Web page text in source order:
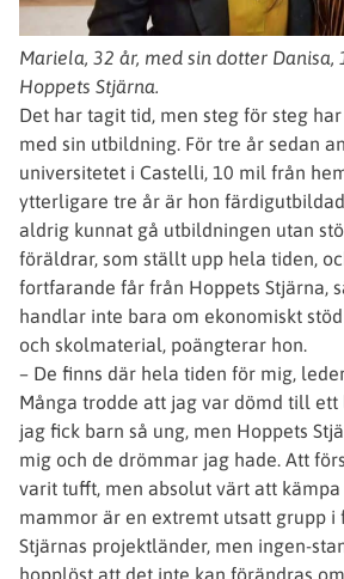
Mariela, 32 år, med sin dotter Danisa,
Hoppets Stjärna.
Det har tagit tid, men steg för steg
med sin utbildning. För tre år sedan
universitetet i Castelli, 10 mil från
ytterligare tre år är hon färdigutbildad
aldrig kunnat gå utbildningen utan
föräldrar, som ställt upp hela tiden,
fortfarande får från Hoppets Stjärna,
handlar inte bara om ekonomiskt
och skolmaterial, poängterar hon.
– De finns där hela tiden för mig,
Många trodde att jag var dömd till
jag fick barn så ung, men Hoppets
mig och de drömmar jag hade. Att
varit tufft, men absolut värt att kämpa
mammor är en extremt utsatt grupp i
Stjärnas projektländer, men ingen-
hopplöst att det inte kan förändras